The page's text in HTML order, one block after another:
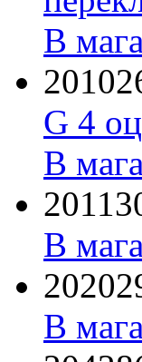
В
G 4
В
В
В